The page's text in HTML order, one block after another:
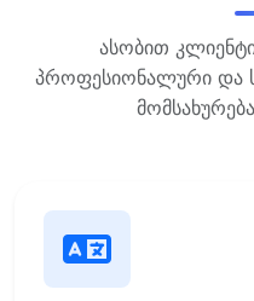
ასობით
პროფესიონალური და